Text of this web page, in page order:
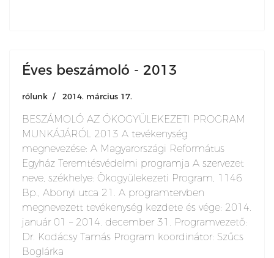
Éves beszámoló - 2013
rólunk 2014. március 17.
BESZÁMOLÓ AZ ÖKOGYÜLEKEZETI PROGRAM
MUNKÁJÁRÓL 2013 A tevékenység
megnevezése: A Magyarországi Református
Egyház Teremtésvédelmi programja A szervezet
neve, székhelye: Ökogyülekezeti Program, 1146
Bp., Abonyi utca 21. A programtervben
megnevezett tevékenység kezdete és vége: 2014.
január 01 – 2014. december 31. Programvezető:
Dr. Kodácsy Tamás Program koordinátor: Szűcs
Boglárka